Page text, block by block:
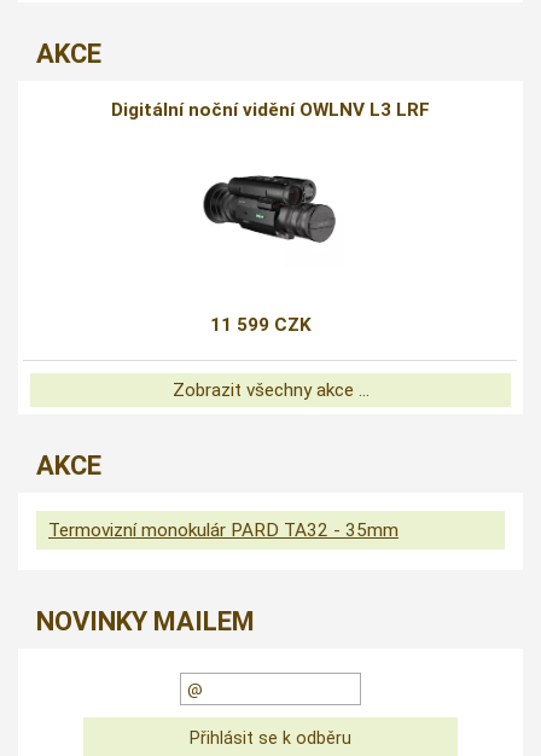
AKCE
Digitální noční vidění OWLNV L3 LRF
11 599 CZK
Zobrazit všechny akce ...
AKCE
Termovizní monokulár PARD TA32 - 35mm
NOVINKY MAILEM